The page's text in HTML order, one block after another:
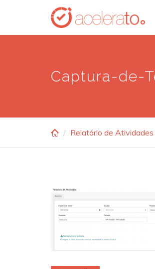
main
Captura-de-
Relatório de Atividades